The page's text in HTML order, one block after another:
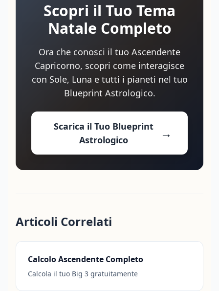
Scopri il Tuo Tema
Natale Completo
Ora che conosci il tuo Ascendente
Capricorno, scopri come interagisce
con Sole, Luna e tutti i pianeti nel tuo
Blueprint Astrologico.
Scarica il Tuo Blueprint
Astrologico
→
Articoli Correlati
Calcolo Ascendente Completo
Calcola il tuo Big 3 gratuitamente